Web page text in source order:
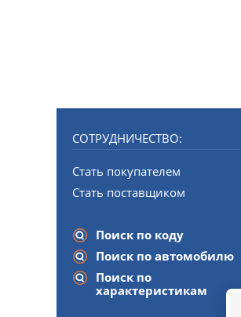
СОТРУДНИЧЕСТВО:
Стать покупателем
Стать поставщиком
Поиск по коду
Поиск по автомобилю
Поиск по
характеристикам